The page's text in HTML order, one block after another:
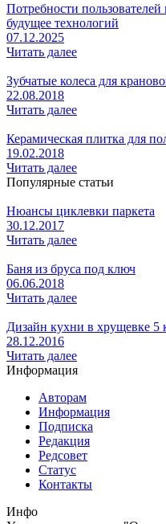
Потребности
будущее технологий
07.12.2025
Читать далее
Зубчатые колеса для
22.08.2018
Читать далее
Керамическая плитка для
19.02.2018
Читать далее
Популярные статьи
Нюансы циклевки паркета
30.12.2017
Читать далее
Баня из бруса под ключ
06.06.2018
Читать далее
Дизайн кухни в хрущевке 5
28.12.2016
Читать далее
Информация
Авторам
Информация
Подписка
Редакция
Редсовет
Статус
Контакты
Инфо